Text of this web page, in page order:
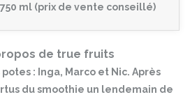
ml (prix de vente conseillé)
de true fruits
: Inga, Marco et Nic. Après
du smoothie un lendemain de